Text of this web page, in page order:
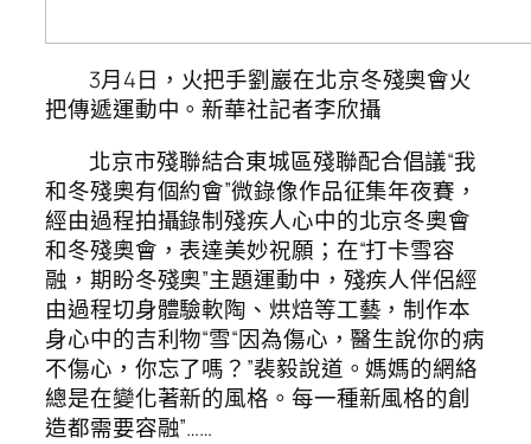
3月4日，火把手劉巖在北京冬殘奧會火
把傳遞運動中。新華社記者李欣攝
北京市殘聯結合東城區殘聯配合倡議“我
和冬殘奧有個約會”微錄像作品征集年夜賽，
經由過程拍攝錄制殘疾人心中的北京冬奧會
和冬殘奧會，表達美妙祝願；在“打卡雪容
融，期盼冬殘奧”主題運動中，殘疾人伴侶經
由過程切身體驗軟陶、烘焙等工藝，制作本
身心中的吉利物“雪“因為傷心，醫生說你的病
不傷心，你忘了嗎？”裴毅說道。媽媽的網絡
總是在變化著新的風格。每一種新風格的創
造都需要容融”……